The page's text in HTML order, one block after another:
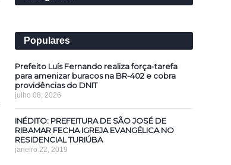
Populares
Prefeito Luís Fernando realiza força-tarefa
para amenizar buracos na BR-402 e cobra
providências do DNIT
julho 08, 2026
INÉDITO: PREFEITURA DE SÃO JOSÉ DE
RIBAMAR FECHA IGREJA EVANGÉLICA NO
RESIDENCIAL TURIÚBA
janeiro 22, 2019